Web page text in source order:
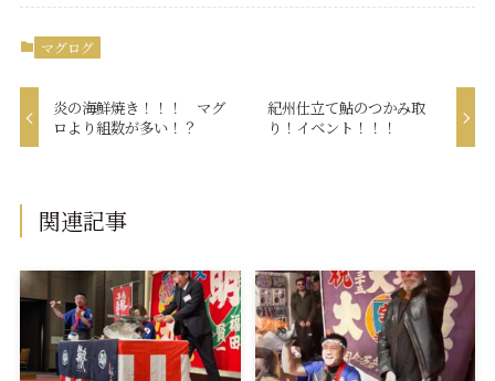
マグログ
炎の海鮮焼き！！！ マグ
ロより組数が多い！？
紀州仕立て鮎のつかみ取
り！イベント！！！
関連記事